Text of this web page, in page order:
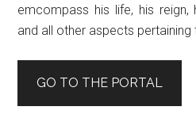
emcompass his life, his reign,
and all other aspects pertaining
GO TO THE PORTAL